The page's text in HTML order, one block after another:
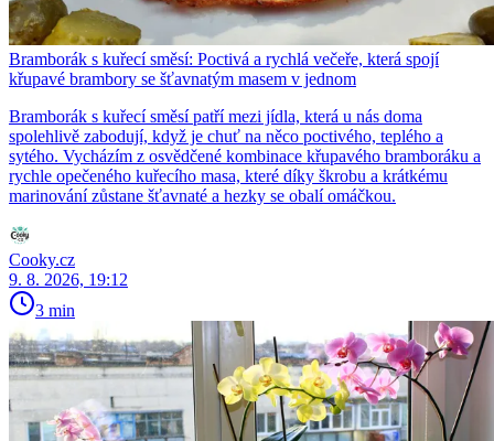
Bramborák s kuřecí směsí: Poctivá a rychlá večeře, která spojí
křupavé brambory se šťavnatým masem v jednom
Bramborák s kuřecí směsí patří mezi jídla, která u nás doma
spolehlivě zabodují, když je chuť na něco poctivého, teplého a
sytého. Vycházím z osvědčené kombinace křupavého bramboráku a
rychle opečeného kuřecího masa, které díky škrobu a krátkému
marinování zůstane šťavnaté a hezky se obalí omáčkou.
Cooky.cz
9. 8. 2026, 19:12
3 min